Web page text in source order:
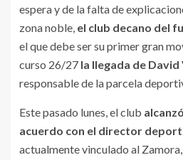
espera y de la falta de
zona noble, el club decano del
el que debe ser su primer gran
curso 26/27 la llegada de David
responsable de la parcela
Este pasado lunes, el club
acuerdo con el director
actualmente vinculado al